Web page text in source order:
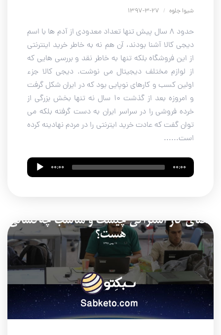
شیوا جلوه /
حدود ۸ سال پیش تنها تعداد معدودی از آدم ها با اسم
دیجی کالا آشنا بودند، آن هم نه به خاطر خرید اینترنتی
از این فروشگاه بلکه تنها به خاطر نقد و بررسی هایی که
از لوازم مختلف دیجیتال می نوشت. دیجی کالا جزء
اولین کسب و کارهای نوپایی بود که در ایران شکل گرفت
و امروزه بعد از گذشت 10 سال نه تنها بخش بزرگی از
خرده فروشی را در سراسر ایران به دست گرفته بلکه می
توان گفت که عادت خرید ایترنتی را در مردم نهادینه کرده
است......
Audio
Player
00:00 00:00